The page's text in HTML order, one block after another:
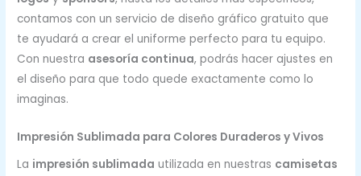
contamos con un servicio de diseño gráfico gratuito que
te ayudará a crear el uniforme perfecto para tu equipo.
Con nuestra asesoría continua, podrás hacer ajustes en
el diseño para que todo quede exactamente como lo
imaginas.
Impresión Sublimada para Colores Duraderos y Vivos
La impresión sublimada utilizada en nuestras camisetas